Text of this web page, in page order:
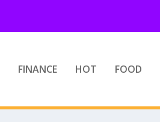
FINANCE HOT FOOD